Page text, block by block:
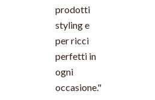
prodotti
styling e
per ricci
perfetti in
ogni
occasione."